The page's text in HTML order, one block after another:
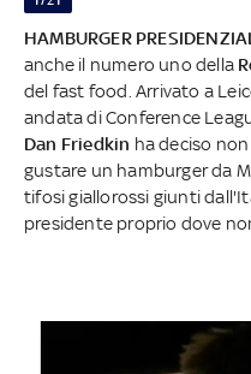
HAMBURGER
anche il numero uno della
del fast food. Arrivato a
andata di Conference
Dan Friedkin ha deciso
gustare un hamburger da
tifosi giallorossi giunti
presidente proprio dove